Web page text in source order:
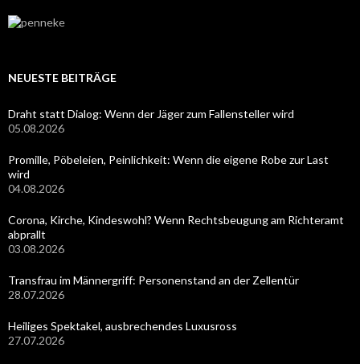
NEUESTE BEITRÄGE
Draht statt Dialog: Wenn der Jäger zum Fallensteller wird
05.08.2026
Promille, Pöbeleien, Peinlichkeit: Wenn die eigene Robe zur Last
wird
04.08.2026
Corona, Kirche, Kindeswohl? Wenn Rechtsbeugung am Richteramt
abprallt
03.08.2026
Transfrau im Männergriff: Personenstand an der Zellentür
28.07.2026
Heiliges Spektakel, ausbrechendes Luxusross
27.07.2026